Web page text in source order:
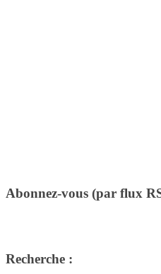
Abonnez-vous (par flux
Recherche :